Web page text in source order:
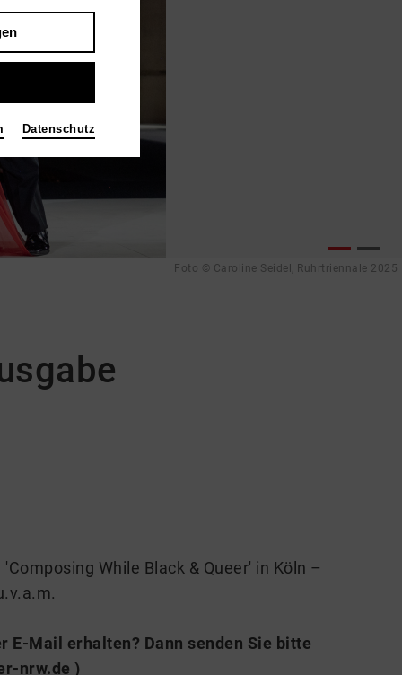
Foto © Caroline Seidel, Ruhrtriennale 2025
While Black & Queer' in Köln –
E-Mail erhalten? Dann senden Sie bitte
nrw.de )
Datenschutz